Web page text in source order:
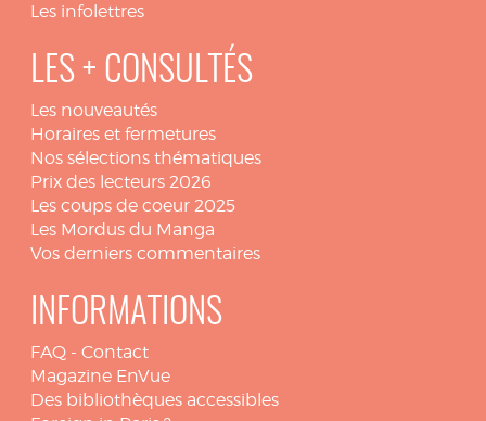
Les infolettres
LES + CONSULTÉS
Les nouveautés
Horaires et fermetures
Nos sélections thématiques
Prix des lecteurs 2026
Les coups de coeur 2025
Les Mordus du Manga
Vos derniers commentaires
INFORMATIONS
FAQ - Contact
Magazine EnVue
Des bibliothèques accessibles